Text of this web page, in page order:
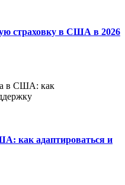
страховку в США в 2026
как адаптироваться и